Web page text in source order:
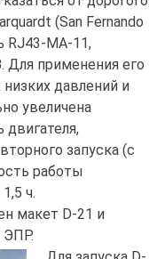
(San Fernando
RJ43-MA-11,
Для применения его
давлений и
увеличена
запуска (с
работы
ч.
макет D-21 и
ЭПР.